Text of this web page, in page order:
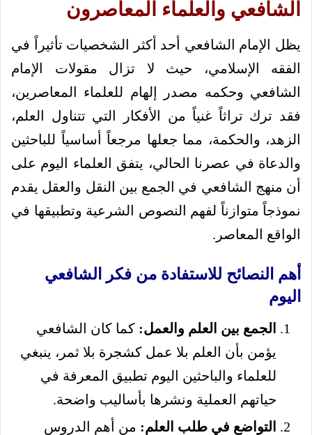
الشافعي والعلماء المعاصرون
يظل الإمام الشافعي أحد أكثر الشخصيات تأثيراً في
الفقه الإسلامي، حيث لا تزال مقولات الإمام
الشافعي وحكمه مصدر إلهام للعلماء المعاصرين،
فقد ترك تراثاً غنياً من الأفكار التي تتناول العلم،
الزهد، والحكمة، مما جعلها مرجعاً أساسياً للباحثين
والدعاة في عصرنا الحالي، يتفق العلماء اليوم على
أن منهج الشافعي في الجمع بين النقل والعقل يقدم
نموذجاً متوازناً لفهم النصوص الشرعية وتطبيقها في
الواقع المعاصر.
أهم النصائح للاستفادة من فكر الشافعي
اليوم
الجمع بين العلم والعمل: كما كان الشافعي
يؤمن بأن العلم بلا عمل كشجرة بلا ثمر، ينبغي
للعلماء والباحثين اليوم تطبيق المعرفة في
حياتهم العملية ونشرها بأساليب واضحة.
التواضع في طلب العلم: من أهم الدروس